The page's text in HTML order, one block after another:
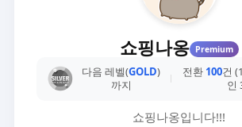
쇼핑나옹 Premium
다음 레벨(GOLD)
까지
전환 100건
인
쇼핑나옹입니다!!!